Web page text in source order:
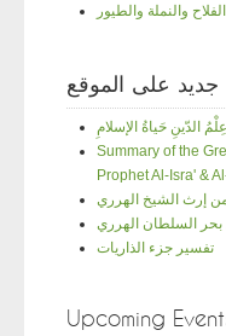
والنملة والطيور
جديد على الموقع
Summary of the
Prophet Al-Isra' &
إرث الشيخ الهرري
بحر السلطان الهرري
تفسير جزء الذاريات
Upcoming